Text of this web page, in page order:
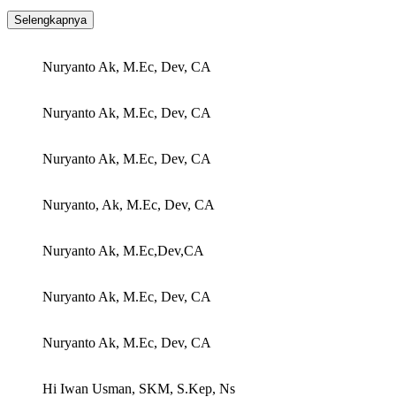
Selengkapnya
Nuryanto Ak, M.Ec, Dev, CA
Nuryanto Ak, M.Ec, Dev, CA
Nuryanto Ak, M.Ec, Dev, CA
Nuryanto, Ak, M.Ec, Dev, CA
Nuryanto Ak, M.Ec,Dev,CA
Nuryanto Ak, M.Ec, Dev, CA
Nuryanto Ak, M.Ec, Dev, CA
Hi Iwan Usman, SKM, S.Kep, Ns